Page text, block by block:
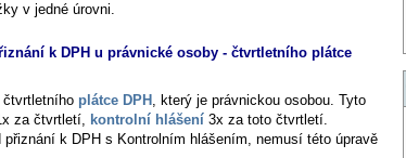
v jedné úrovni.
k DPH u právnické osoby - čtvrtletního plátce
čtvrtletního plátce DPH , který je právnickou osobou. Tyto
za čtvrtletí, kontrolní hlášení 3x za toto čtvrtletí.
k DPH s Kontrolním hlášením, nemusí této úpravě